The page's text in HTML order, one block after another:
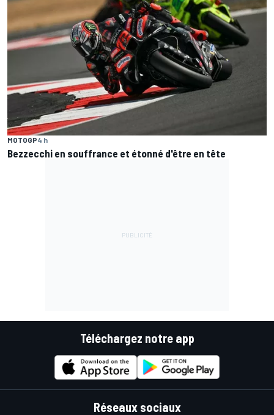
MOTOGP4 h
Bezzecchi en souffrance et étonné d'être en tête
Téléchargez notre app
Réseaux sociaux